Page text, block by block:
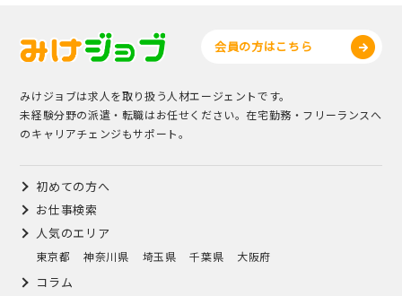
会員の方はこちら
みけジョブは求人を取り扱う人材エージェントです。
未経験分野の派遣・転職はお任せください。在宅勤務・フリーランスへ
のキャリアチェンジもサポート。
初めての方へ
お仕事検索
人気のエリア
東京都 神奈川県 埼玉県 千葉県 大阪府
コラム